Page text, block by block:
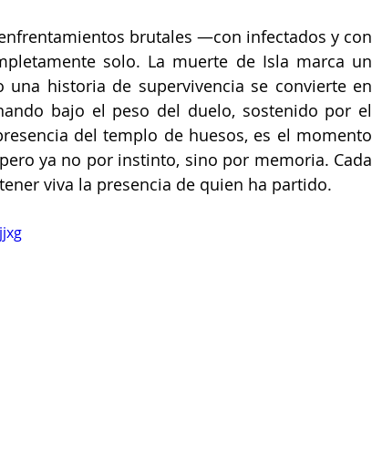
brutales —con infectados y con
solo. La muerte de Isla marca un
historia de supervivencia se convierte en
bajo el peso del duelo, sostenido por el
del templo de huesos, es el momento
ya no por instinto, sino por memoria. Cada
viva la presencia de quien ha partido.